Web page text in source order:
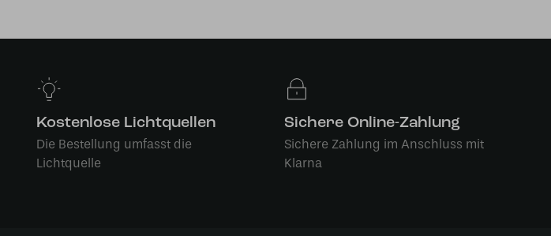
Kostenlose Lichtquellen
Die Bestellung umfasst die
Lichtquelle
Sichere Online-Zahlung
Sichere Zahlung im Anschluss mit
Klarna